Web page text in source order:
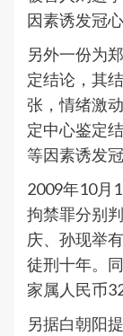
因素诱发冠
另外一份为
定结论，其
张，情绪激
定中心鉴定
等因素诱发
2009年10月
拘禁罪分别
庆、孙现举
徒刑十年。
家属人民币
另据白朝阳